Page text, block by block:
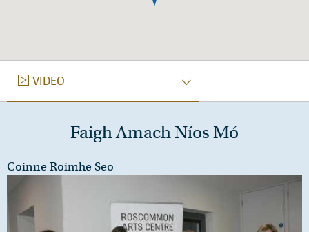
FÍSEÁIN
VIDEO
Faigh Amach Níos Mó
Coinne Roimhe Seo